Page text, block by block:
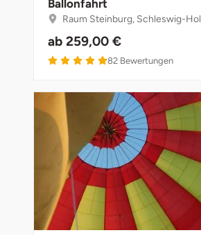
Ballonfahrt
Raum Steinburg, Schleswig-
ab 259,00 €
4.9 von 5
82 Bewertungen